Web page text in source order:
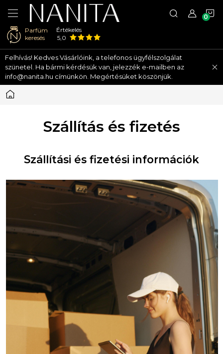
Ugrás
fő
tartalomhoz
Parfüm
keresés
Értékelés
5,0
Felhívás! Kedves Vásárlóink, a telefonos ügyfélszolgálat
szünetel. Ha bármi kérdésük van, jelezzék e-mailben az
info@nanita.hu címünkön. Megértésüket köszönjük.
Kezdőlap
Szállítás és fizetés
Szállítási és fizetési információk